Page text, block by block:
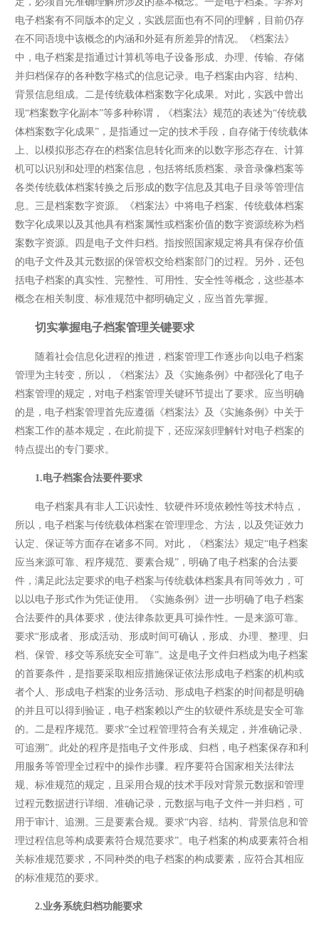
电子档案有不同版本的定义，实践层面也有不同的理解，目前仍存
在不同语境中该概念的内涵和外延有所差异的情况。《档案法》
中，电子档案是指通过计算机等电子设备形成、办理、传输、存储
并归档保存的各种数字格式的信息记录。电子档案由内容、结构、
背景信息组成。二是传统载体档案数字化成果。对此，实践中曾出
现“档案数字化副本”等多种称谓，《档案法》规范的表述为“传统载
体档案数字化成果”，是指通过一定的技术手段，自存储于传统载体
上、以模拟形态存在的档案信息转化而来的以数字形态存在、计算
机可以识别和处理的档案信息，包括将纸质档案、录音录像档案等
各类传统载体档案转换之后形成的数字信息及其电子目录等管理信
息。三是档案数字资源。《档案法》中将电子档案、传统载体档案
数字化成果以及其他具有档案属性或档案价值的数字资源统称为档
案数字资源。四是电子文件归档。指按照国家规定将具有保存价值
的电子文件及其元数据的保管权交给档案部门的过程。另外，还包
括电子档案的真实性、完整性、可用性、安全性等概念，这些基本
概念在相关制度、标准规范中都明确定义，应当首先掌握。
切实掌握电子档案管理关键要求
随着社会信息化进程的推进，档案管理工作逐步向以电子档案
管理为主转变，所以，《档案法》及《实施条例》中都强化了电子
档案管理的规定，对电子档案管理关键环节提出了要求。应当明确
的是，电子档案管理首先应遵循《档案法》及《实施条例》中关于
档案工作的基本规定，在此前提下，还应深刻理解针对电子档案的
特点提出的专门要求。
1.电子档案合法要件要求
电子档案具有非人工识读性、软硬件环境依赖性等技术特点，
所以，电子档案与传统载体档案在管理理念、方法，以及凭证效力
认定、保证等方面存在诸多不同。对此，《档案法》规定“电子档案
应当来源可靠、程序规范、要素合规”，明确了电子档案的合法要
件，满足此法定要求的电子档案与传统载体档案具有同等效力，可
以以电子形式作为凭证使用。《实施条例》进一步明确了电子档案
合法要件的具体要求，使法律条款更具可操作性。一是来源可靠。
要求“形成者、形成活动、形成时间可确认，形成、办理、整理、归
档、保管、移交等系统安全可靠”。这是电子文件归档成为电子档案
的首要条件，是指要采取相应措施保证依法形成电子档案的机构或
者个人、形成电子档案的业务活动、形成电子档案的时间都是明确
的并且可以得到验证，电子档案赖以产生的软硬件系统是安全可靠
的。二是程序规范。要求“全过程管理符合有关规定，并准确记录、
可追溯”。此处的程序是指电子文件形成、归档，电子档案保存和利
用服务等管理全过程中的操作步骤。程序要符合国家相关法律法
规、标准规范的规定，且采用合规的技术手段对背景元数据和管理
过程元数据进行详细、准确记录，元数据与电子文件一并归档，可
用于审计、追溯。三是要素合规。要求“内容、结构、背景信息和管
理过程信息等构成要素符合规范要求”。电子档案的构成要素符合相
关标准规范要求，不同种类的电子档案的构成要素，应符合其相应
的标准规范的要求。
2.业务系统归档功能要求